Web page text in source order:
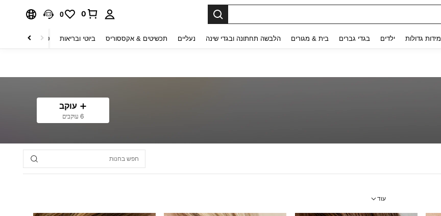
0
0
מידות גדולות ילדים בגדי גברים בית & מגורים הלבשה תחתונה ובגדי שינה נעליים תכשיטים & אקססוריס ביוטי ובריאות טקסטיל לבית
עוקב
6 עוקבים
עוד